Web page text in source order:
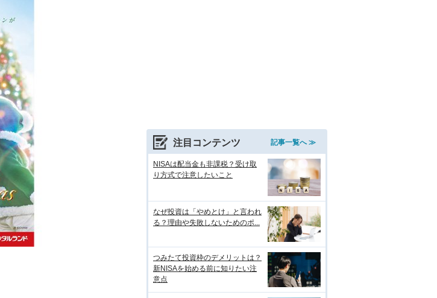
注目コンテンツ 記事一覧へ ≫
NISAは配当金も非課税？受け取
り方式で注意したいこと
なぜ投資は「やめとけ」と言われ
る？理由や失敗しないためのポ...
つみたて投資枠のデメリットは？
新NISAを始める前に知りたい注
意点